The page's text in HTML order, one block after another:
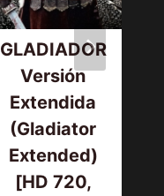
GLADIADOR
Versión
Extendida
(Gladiator
Extended)
[HD 720,